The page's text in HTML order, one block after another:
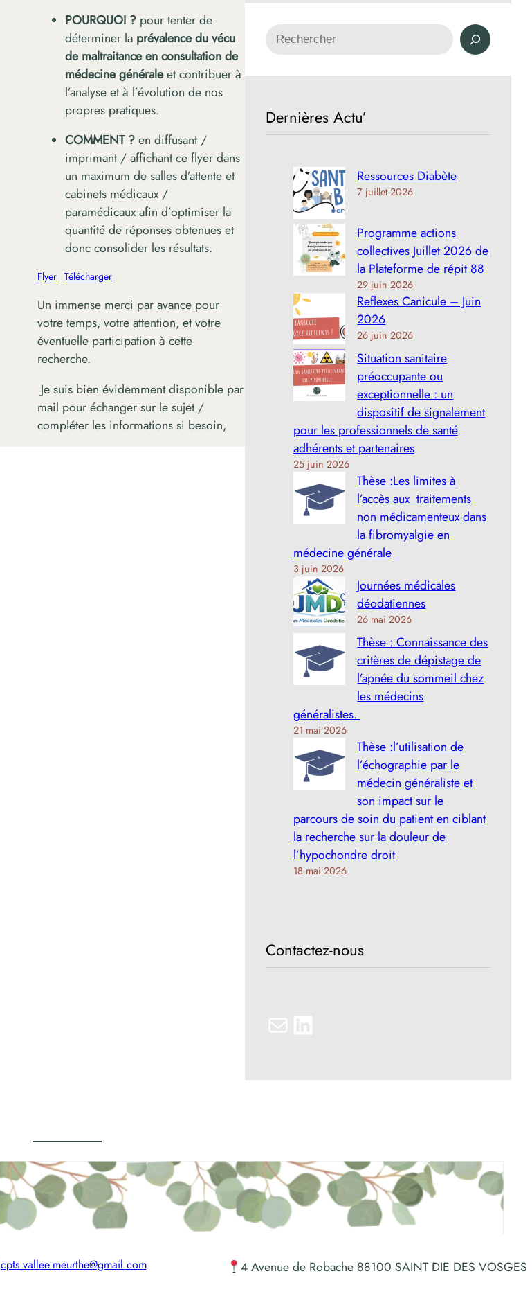
POURQUOI ? pour tenter de
déterminer la prévalence du vécu
de maltraitance en consultation de
médecine généraleet contribuer à
l’analyse et à l’évolution de nos
propres pratiques.
COMMENT ?en diffusant /
imprimant / affichant ce flyer dans
un maximum de salles d’attente et
cabinets médicaux /
paramédicaux afin d’optimiser la
quantité de réponses obtenues et
donc consolider les résultats.
Flyer Télécharger
Un immense merci par avance pour
votre temps, votre attention, et votre
éventuelle participation à cette
recherche.
Je suis bien évidemment disponible par
mail pour échanger sur le sujet /
compléter les informations si besoin,
r
c
Dernières Actu’
Ressources Diabète
7 juillet 2026
Programme actions
collectives Juillet 2026 de
la Plateforme de répit 88
29 juin 2026
Reflexes Canicule – Juin
2026
26 juin 2026
Situation sanitaire
préoccupante ou
exceptionnelle : un
dispositif de signalement
pour les professionnels de santé
adhérents et partenaires
25 juin 2026
Thèse :Les limites à
l’accès aux traitements
non médicamenteux dans
la fibromyalgie en
médecine générale
3 juin 2026
Journées médicales
déodatiennes
26 mai 2026
Thèse : Connaissance des
critères de dépistage de
l’apnée du sommeil chez
les médecins
généralistes.
21 mai 2026
Thèse :l’utilisation de
l’échographie par le
médecin généraliste et
son impact sur le
parcours de soin du patient en ciblant
la recherche sur la douleur de
l’hypochondre droit
18 mai 2026
Contactez-nous
cpts.vallee.meurthe@gmail.com 4 Avenue de Robache 88100 SAINT DIE DES VOSGES